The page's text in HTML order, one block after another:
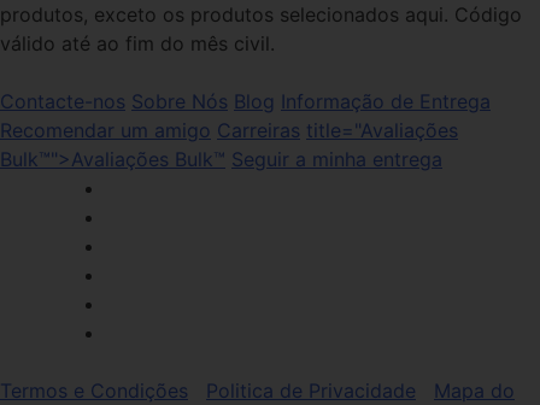
produtos, exceto os produtos selecionados aqui. Código
válido até ao fim do mês civil.
Contacte-nos Sobre Nós Blog Informação de Entrega
Recomendar um amigo Carreiras title="Avaliações
Bulk™">Avaliações Bulk™ Seguir a minha entrega
Termos e Condições Politica de Privacidade
Mapa do